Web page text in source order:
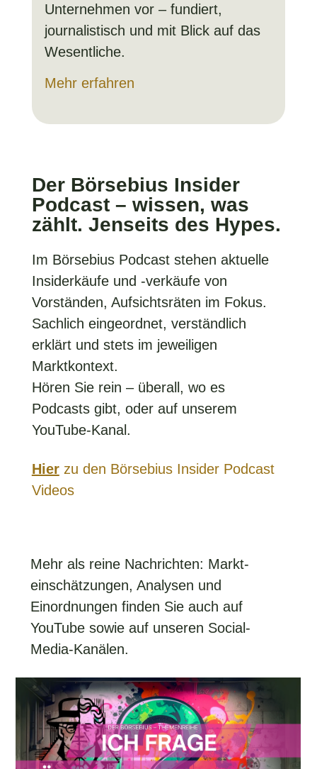
Unternehmen vor – fundiert,
journalistisch und mit Blick auf das
Wesentliche.
Mehr erfahren
Der Börsebius Insider
Podcast – wissen, was
zählt. Jenseits des Hypes.
Im Börsebius Podcast stehen aktuelle
Insiderkäufe und -verkäufe von
Vorständen, Aufsichtsräten im Fokus.
Sachlich eingeordnet, verständlich
erklärt und stets im jeweiligen
Marktkontext.
Hören Sie rein – überall, wo es
Podcasts gibt, oder auf unserem
YouTube-Kanal.
Hierzu den Börsebius Insider Podcast
Videos
Mehr als reine Nachrichten: Markt­
einschätzungen, Analysen und
Einordnungen finden Sie auch auf
YouTube sowie auf unseren Social-
Media-Kanälen.